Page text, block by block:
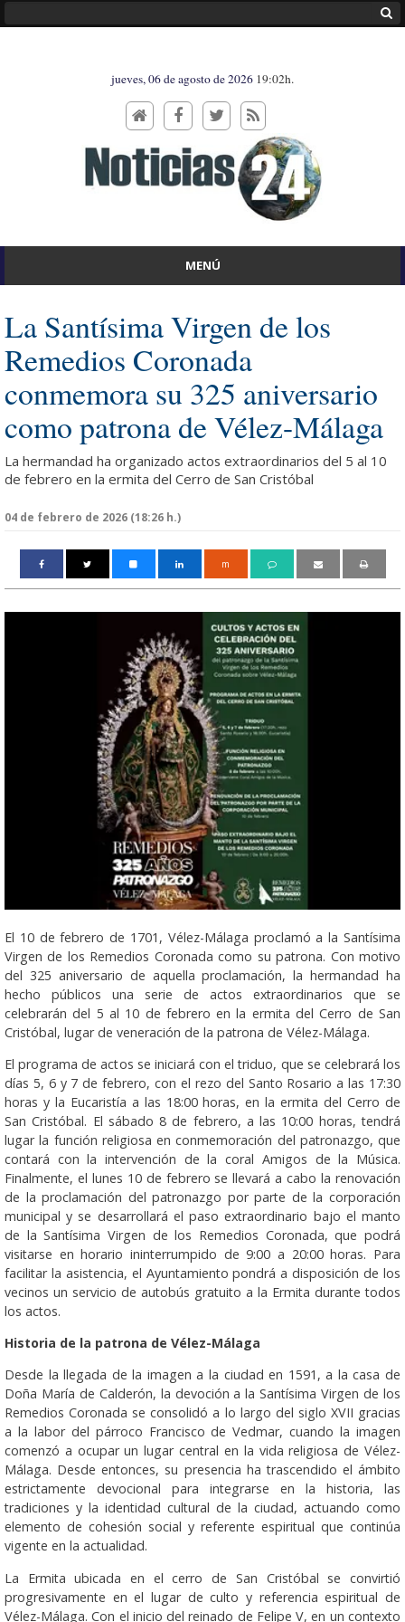
jueves, 06 de agosto de 2026 19:02h.
MENÚ
La Santísima Virgen de los
Remedios Coronada
conmemora su 325 aniversario
como patrona de Vélez-Málaga
La hermandad ha organizado actos extraordinarios del 5 al 10
de febrero en la ermita del Cerro de San Cristóbal
04 de febrero de 2026 (18:26 h.)
m
El 10 de febrero de 1701, Vélez-Málaga proclamó a la Santísima
Virgen de los Remedios Coronada como su patrona. Con motivo
del 325 aniversario de aquella proclamación, la hermandad ha
hecho públicos una serie de actos extraordinarios que se
celebrarán del 5 al 10 de febrero en la ermita del Cerro de San
Cristóbal, lugar de veneración de la patrona de Vélez-Málaga.
El programa de actos se iniciará con el triduo, que se celebrará los
días 5, 6 y 7 de febrero, con el rezo del Santo Rosario a las 17:30
horas y la Eucaristía a las 18:00 horas, en la ermita del Cerro de
San Cristóbal. El sábado 8 de febrero, a las 10:00 horas, tendrá
lugar la función religiosa en conmemoración del patronazgo, que
contará con la intervención de la coral Amigos de la Música.
Finalmente, el lunes 10 de febrero se llevará a cabo la renovación
de la proclamación del patronazgo por parte de la corporación
municipal y se desarrollará el paso extraordinario bajo el manto
de la Santísima Virgen de los Remedios Coronada, que podrá
visitarse en horario ininterrumpido de 9:00 a 20:00 horas. Para
facilitar la asistencia, el Ayuntamiento pondrá a disposición de los
vecinos un servicio de autobús gratuito a la Ermita durante todos
los actos.
Historia de la patrona de Vélez-Málaga
Desde la llegada de la imagen a la ciudad en 1591, a la casa de
Doña María de Calderón, la devoción a la Santísima Virgen de los
Remedios Coronada se consolidó a lo largo del siglo XVII gracias
a la labor del párroco Francisco de Vedmar, cuando la imagen
comenzó a ocupar un lugar central en la vida religiosa de Vélez-
Málaga. Desde entonces, su presencia ha trascendido el ámbito
estrictamente devocional para integrarse en la historia, las
tradiciones y la identidad cultural de la ciudad, actuando como
elemento de cohesión social y referente espiritual que continúa
vigente en la actualidad.
La Ermita ubicada en el cerro de San Cristóbal se convirtió
progresivamente en el lugar de culto y referencia espiritual de
Vélez-Málaga. Con el inicio del reinado de Felipe V, en un contexto